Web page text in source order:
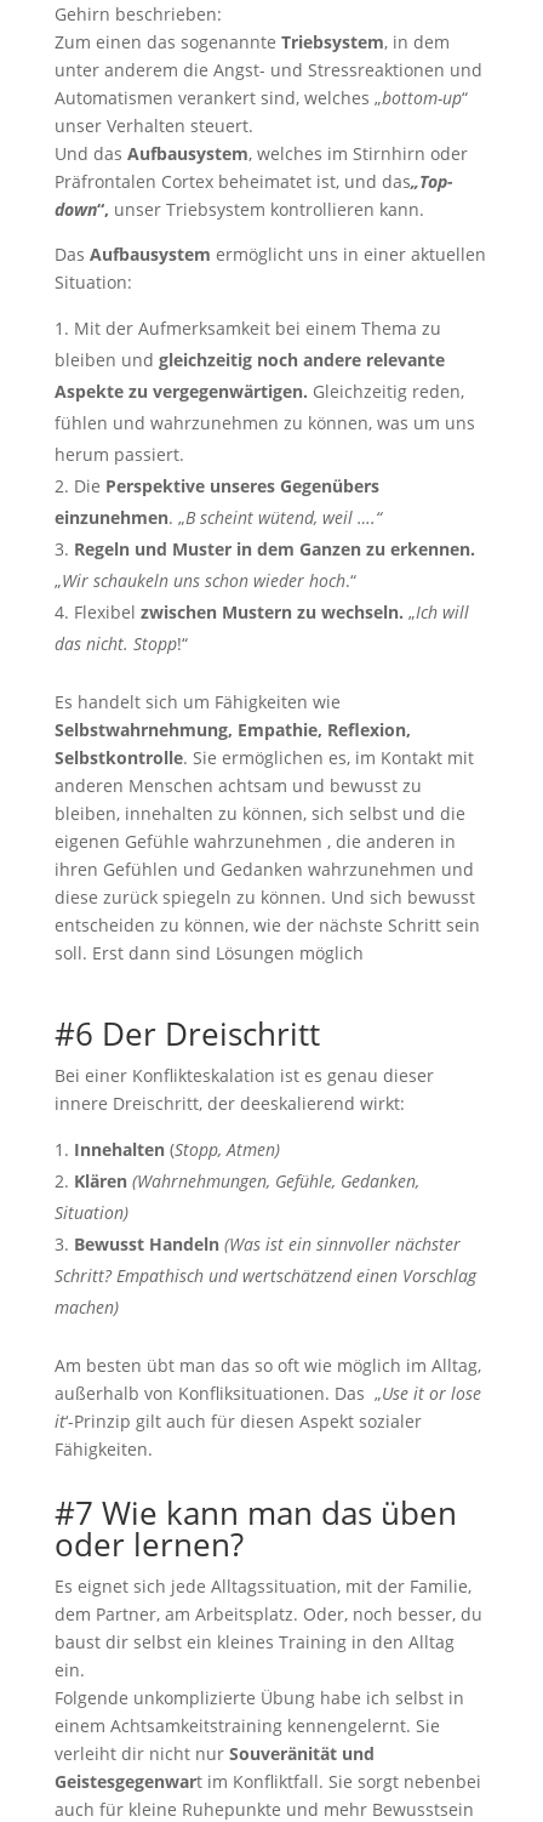
Gehirn beschrieben:
Zum einen das sogenannte Triebsystem, in dem
unter anderem die Angst- und Stressreaktionen und
Automatismen verankert sind, welches „bottom-up“
unser Verhalten steuert.
Und das Aufbausystem, welches im Stirnhirn oder
Präfrontalen Cortex beheimatet ist, und das„Top-
down“, unser Triebsystem kontrollieren kann.
Das Aufbausystem ermöglicht uns in einer aktuellen
Situation:
Mit der Aufmerksamkeit bei einem Thema zu
bleiben und gleichzeitig noch andere relevante
Aspekte zu vergegenwärtigen. Gleichzeitig reden,
fühlen und wahrzunehmen zu können, was um uns
herum passiert.
Die Perspektive unseres Gegenübers
einzunehmen. „B scheint wütend, weil ….“
Regeln und Muster in dem Ganzen zu erkennen.
„Wir schaukeln uns schon wieder hoch.“
Flexibel zwischen Mustern zu wechseln. „Ich will
das nicht. Stopp!“
Es handelt sich um Fähigkeiten wie
Selbstwahrnehmung, Empathie, Reflexion,
Selbstkontrolle. Sie ermöglichen es, im Kontakt mit
anderen Menschen achtsam und bewusst zu
bleiben, innehalten zu können, sich selbst und die
eigenen Gefühle wahrzunehmen , die anderen in
ihren Gefühlen und Gedanken wahrzunehmen und
diese zurück spiegeln zu können. Und sich bewusst
entscheiden zu können, wie der nächste Schritt sein
soll. Erst dann sind Lösungen möglich
#6 Der Dreischritt
Bei einer Konflikteskalation ist es genau dieser
innere Dreischritt, der deeskalierend wirkt:
Innehalten (Stopp, Atmen)
Klären (Wahrnehmungen, Gefühle, Gedanken,
Situation)
Bewusst Handeln (Was ist ein sinnvoller nächster
Schritt? Empathisch und wertschätzend einen Vorschlag
machen)
Am besten übt man das so oft wie möglich im Alltag,
außerhalb von Konfliksituationen. Das „Use it or lose
it‘-Prinzip gilt auch für diesen Aspekt sozialer
Fähigkeiten.
#7 Wie kann man das üben
oder lernen?
Es eignet sich jede Alltagssituation, mit der Familie,
dem Partner, am Arbeitsplatz. Oder, noch besser, du
baust dir selbst ein kleines Training in den Alltag
ein.
Folgende unkomplizierte Übung habe ich selbst in
einem Achtsamkeitstraining kennengelernt. Sie
verleiht dir nicht nur Souveränität und
Geistesgegenwart im Konfliktfall. Sie sorgt nebenbei
auch für kleine Ruhepunkte und mehr Bewusstsein